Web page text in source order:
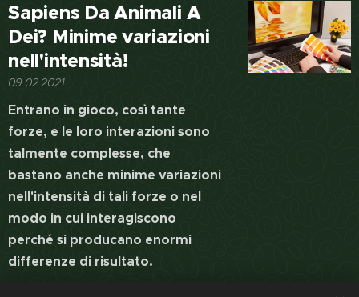
Sapiens Da Animali A
Dei? Minime variazioni
nell'intensità!
09.02.2021
Entrano in gioco, così tante
forze, e le loro interazioni sono
talmente complesse, che
bastano anche minime variazioni
nell'intensità di tali forze o nel
modo in cui interagiscono
perché si producano enormi
differenze di risultato.